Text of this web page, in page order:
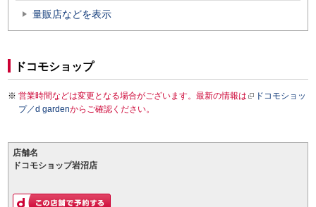
量販店などを表示
ドコモショップ
営業時間などは変更となる場合がございます。最新の情報は
ドコモショッ
プ／d gardenからご確認ください。
店舗名
ドコモショップ岩沼店